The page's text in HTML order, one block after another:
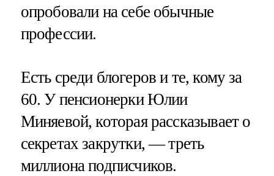
опробовали на себе обычные
профессии.
Есть среди блогеров и те, кому за
60. У пенсионерки Юлии
Миняевой, которая рассказывает о
секретах закрутки, — треть
миллиона подписчиков.